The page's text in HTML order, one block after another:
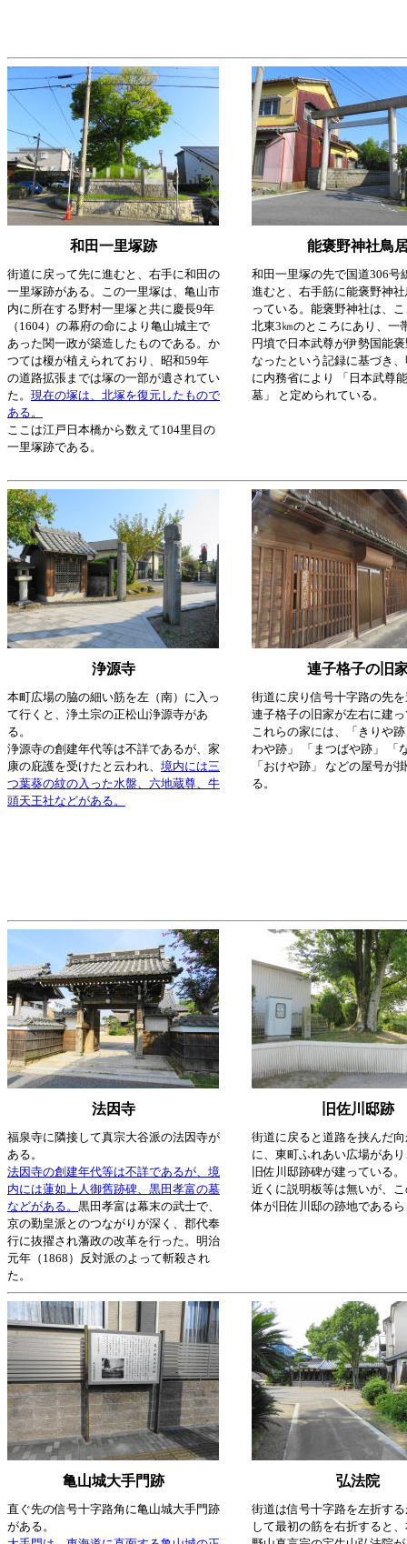
和田一里塚跡 能褒野神社鳥
街道に戻って先に進むと、右手に和田の
一里塚跡がある。この一里塚は、亀山市
内に所在する野村一里塚と共に慶長9年
（1604）の幕府の命により亀山城主で
あった関一政が築造したものである。か
つては榎が植えられており、昭和59年
の道路拡張までは塚の一部が遺されてい
た。 現在の塚は、北塚を復元したもので
ある。
ここは江戸日本橋から数えて104里目の
一里塚跡である。
和田一里塚の先で国道306号
進むと、右手筋に能褒野神
っている。能褒野神社は、
北東3㎞のところにあり、一
円墳で日本武尊が伊勢国能
なったという記録に基づき
に内務省により 「日本武尊
墓」 と定められている。
浄源寺 連子格子の旧
本町広場の脇の細い筋を左（南）に入っ
て行くと、浄土宗の正松山浄源寺があ
る。
浄源寺の創建年代等は不詳であるが、家
康の庇護を受けたと云われ、 境内には三
つ葉葵の紋の入った水盤、六地蔵尊、牛
頭天王社などがある。
街道に戻り信号十字路の先
連子格子の旧家が左右に建
これらの家には、「きりや
わや跡」 「まつばや跡」 「
「おけや跡」 などの屋号が
る。
法因寺 旧佐川邸跡
福泉寺に隣接して真宗大谷派の法因寺が
ある。
法因寺の創建年代等は不詳であるが、境
内には蓮如上人御舊跡碑、黒田孝富の墓
などがある。 黒田孝富は幕末の武士で、
京の勤皇派とのつながりが深く、郡代奉
行に抜擢され藩政の改革を行った。明治
元年（1868）反対派のよって斬殺され
た。
街道に戻ると道路を挟んだ
に、東町ふれあい広場があ
旧佐川邸跡碑が建っている。
近くに説明板等は無いが、
体が旧佐川邸の跡地である
亀山城大手門跡 弘法院
直ぐ先の信号十字路角に亀山城大手門跡
がある。
街道は信号十字路を左折す
して最初の筋を右折すると